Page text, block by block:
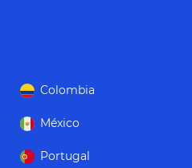
Colombia
México
Portugal